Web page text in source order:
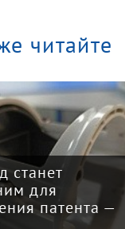
читайте
отопления в
Кирова
на 15